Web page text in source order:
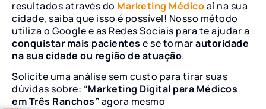
resultados através do Marketing Médicoaí na sua
cidade, saiba que isso é possível! Nosso método
utiliza o Google e as Redes Sociais para te ajudar a
conquistar mais pacientes e se tornarautoridade
na sua cidade ou região de atuação.
Solicite uma análise sem custo para tirar suas
dúvidas sobre: “Marketing Digital para Médicos
em Três Ranchos” agora mesmo